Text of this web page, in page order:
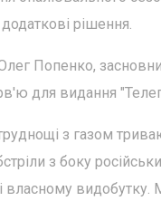
рішення.
Попенко,
для видання
з газом
з боку
власному